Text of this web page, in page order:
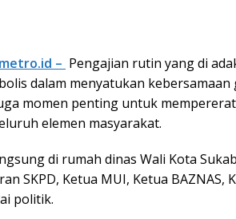
– Pengajian rutin yang di
dalam menyatukan
momen penting untuk
elemen masyarakat.
di rumah dinas Wali Kota
SKPD, Ketua MUI, Ketua BAZNAS,
politik.